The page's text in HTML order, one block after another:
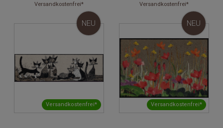
Versandkostenfrei*
Versandkostenfrei*
Versandkostenfrei*
NEU
Versandkostenfrei*
NEU